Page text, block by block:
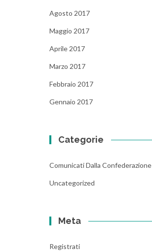
Agosto 2017
Maggio 2017
Aprile 2017
Marzo 2017
Febbraio 2017
Gennaio 2017
Categorie
Comunicati Dalla Confederazione
Uncategorized
Meta
Registrati